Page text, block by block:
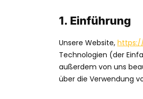
1. Einführung
Unsere Website,
Technologien (der
außerdem von uns
über die Verwendung